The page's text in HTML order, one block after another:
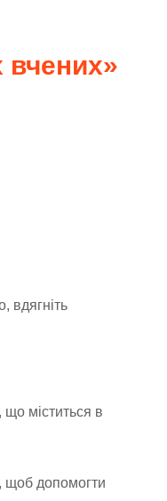
вчених»
вдягніть
що міститься в
щоб допомогти